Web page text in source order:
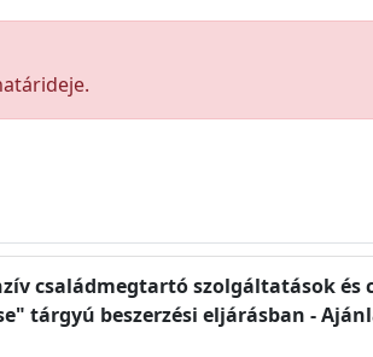
családmegtartó szolgáltatások és
tárgyú beszerzési eljárásban -